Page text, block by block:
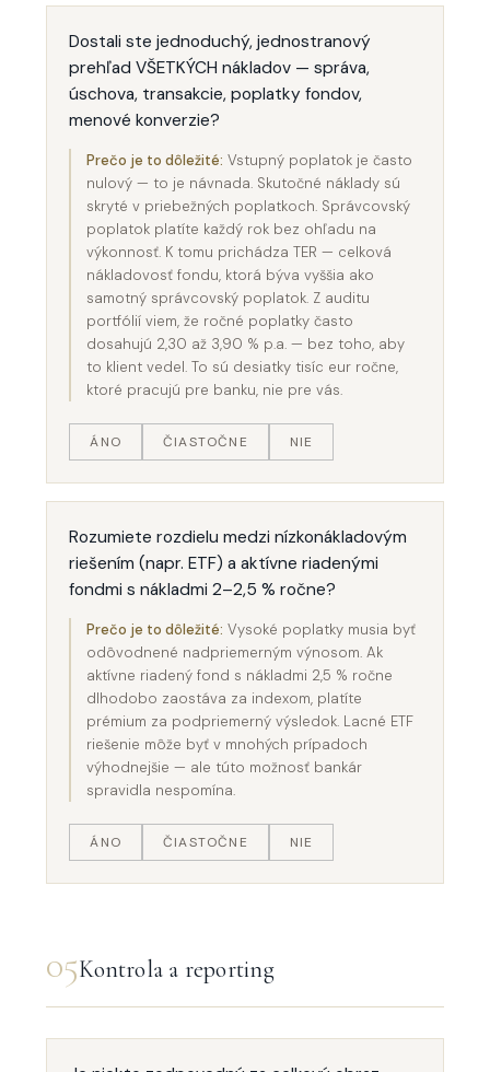
Dostali ste jednoduchý, jednostranový
prehľad VŠETKÝCH nákladov — správa,
úschova, transakcie, poplatky fondov,
menové konverzie?
Prečo je to dôležité: Vstupný poplatok je často
nulový — to je návnada. Skutočné náklady sú
skryté v priebežných poplatkoch. Správcovský
poplatok platíte každý rok bez ohľadu na
výkonnosť. K tomu prichádza TER — celková
nákladovosť fondu, ktorá býva vyššia ako
samotný správcovský poplatok. Z auditu
portfólií viem, že ročné poplatky často
dosahujú 2,30 až 3,90 % p.a. — bez toho, aby
to klient vedel. To sú desiatky tisíc eur ročne,
ktoré pracujú pre banku, nie pre vás.
ÁNO ČIASTOČNE NIE
Rozumiete rozdielu medzi nízkonákladovým
riešením (napr. ETF) a aktívne riadenými
fondmi s nákladmi 2–2,5 % ročne?
Prečo je to dôležité: Vysoké poplatky musia byť
odôvodnené nadpriemerným výnosom. Ak
aktívne riadený fond s nákladmi 2,5 % ročne
dlhodobo zaostáva za indexom, platíte
prémium za podpriemerný výsledok. Lacné ETF
riešenie môže byť v mnohých prípadoch
výhodnejšie — ale túto možnosť bankár
spravidla nespomína.
ÁNO ČIASTOČNE NIE
05Kontrola a reporting